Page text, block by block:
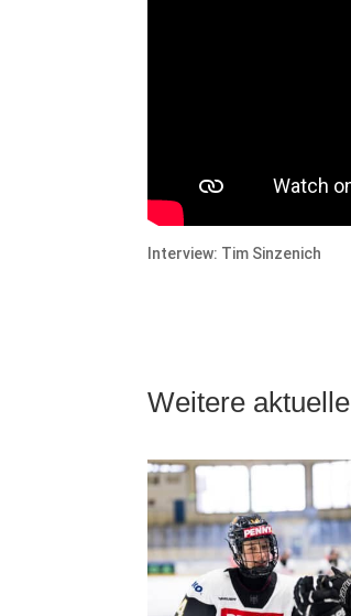
Interview: Tim Sinzenich
Weitere